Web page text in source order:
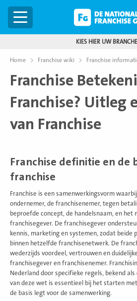
Menu
KIES HIER UW
Home Franchise wiki Franchise
Franchise
Franchise? Uitleg
van Franchise
Franchise definitie en de
franchise
Franchise is een samenwerkingsvorm
ondernemer, de franchisenemer, tegen
beproefde concept, de handelsnaam, en het
franchisegever. De franchisegever
kennis, marketing en systemen, zodat beide
binnen hetzelfde franchisenetwerk. De
wederzijds voordeel, vertrouwen en
franchisegever en franchisenemer.
Nederland door specifieke regels, bekend
van deze wet is essentieel bij het starten
de basis legt voor de samenwerking.